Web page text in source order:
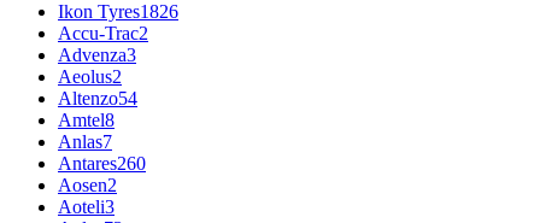
Ikon Tyres1826
Accu-Trac2
Advenza3
Aeolus2
Altenzo54
Amtel8
Anlas7
Antares260
Aosen2
Aoteli3